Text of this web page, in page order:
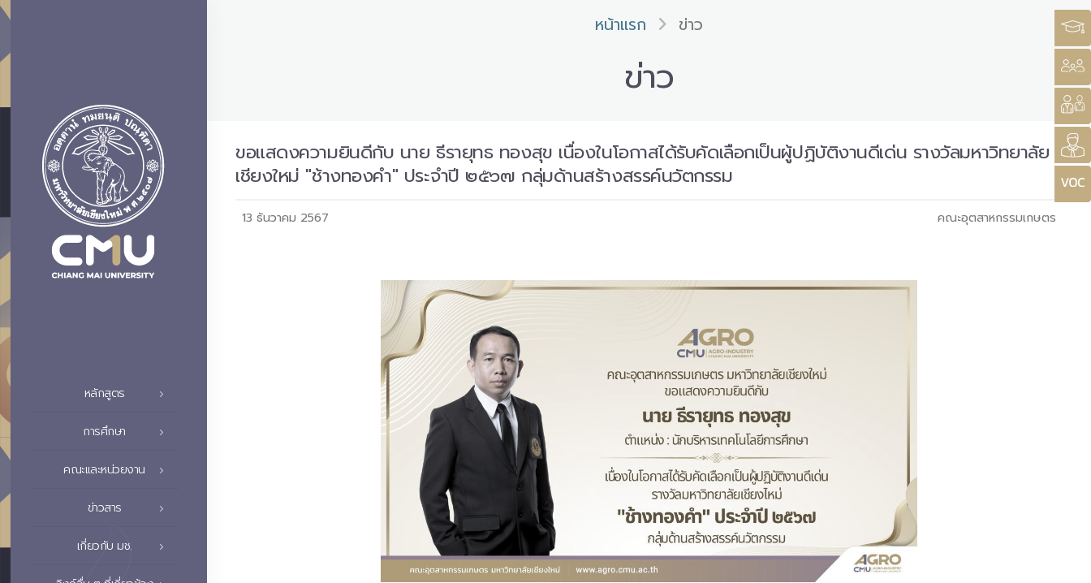
หลักสูตร
การศึกษา
คณะและหน่วยงาน
ข่าวสาร
เกี่ยวกับ มช.
หน้าแรก ข่าว
ข่าว
ขอแสดงความยินดีกับ นาย ธีรายุทธ ทองสุข เนื่องในโอกาสได้รับคัดเลือกเป็นผู้ปฏิบัติงานดีเด่น รางวัลมหาวิทยาลัย
เชียงใหม่ "ช้างทองคำ" ประจำปี ๒๕๖๗ กลุ่มด้านสร้างสรรค์นวัตกรรม
13 ธันวาคม 2567 คณะอุตสาหกรรมเกษตร